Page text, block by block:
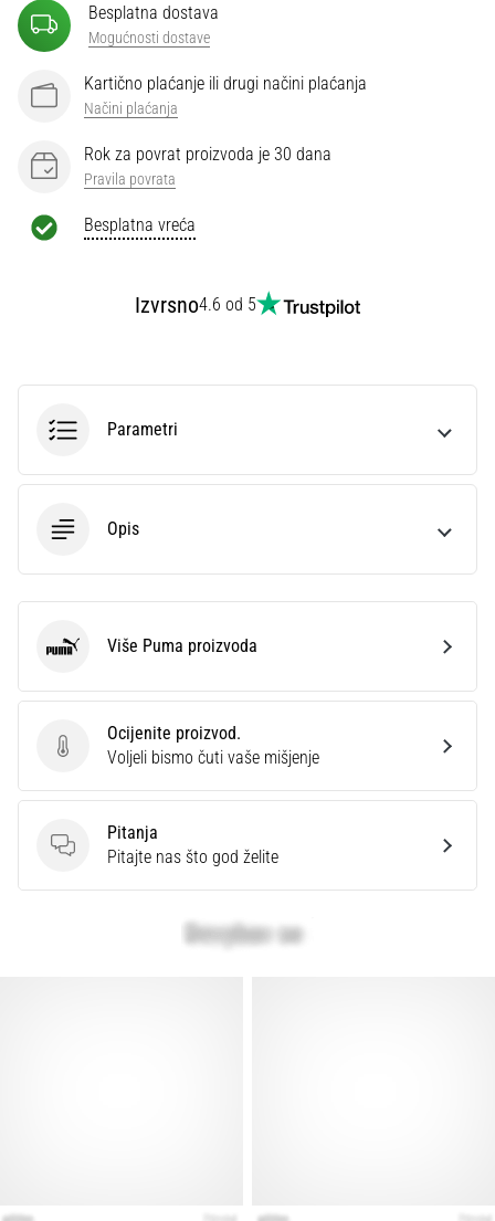
utakmice,
gola…
Prikaži
članke
Besplatna dostava
Mogućnosti dostave
Kartično plaćanje ili drugi načini plaćanja
Načini plaćanja
Rok za povrat proizvoda je 30 dana
Pravila povrata
Besplatna vreća
Izvrsno4.6 od 5
Parametri
Opis
Ocijenite proizvod.
Ocijenite proizvod.
Voljeli bismo čuti vaše mišjenje
Pitanja
Pitanja
Pitajte nas što god želite
Puma Više Puma proizvoda